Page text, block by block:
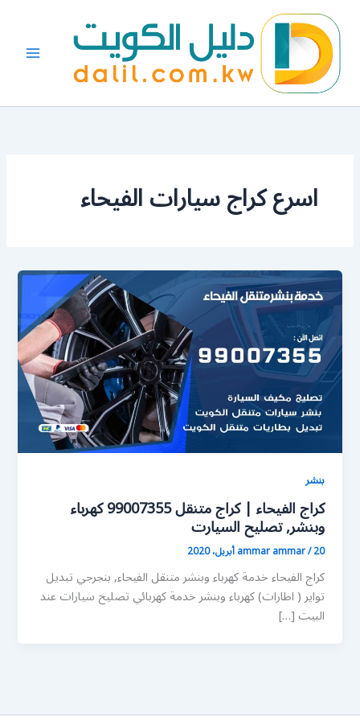
المحتوى
اسرع كراج سيارات الفيحاء
بنشر
كراج الفيحاء | كراج متنقل 99007355 كهرباء
وبنشر, تصليح السيارت
ammar ammar/20 أبريل، 2020
كراج الفيحاء خدمة كهرباء وبنشر متنقل الفيحاء, بنجرجي تبديل
تواير ( اطارات) كهرباء وبنشر خدمة كهربائي تصليح سيارات عند
البيت […]